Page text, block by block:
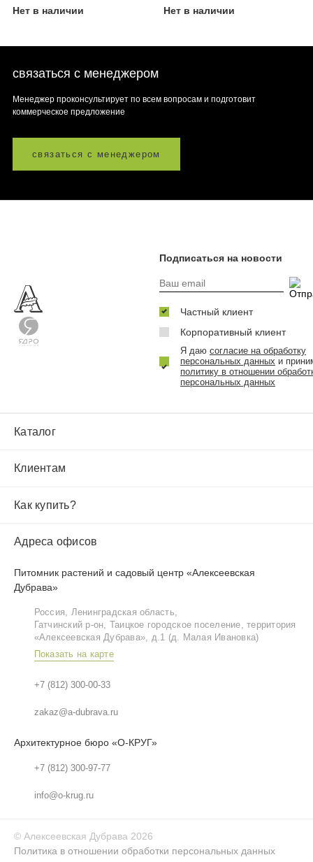
Нет в наличии Нет в наличии
связаться с менеджером
Менеджер проконсультирует по всем вопросам и подготовит
коммерческое предложение
связаться с менеджером
Каталог
Клиентам
Как купить?
Адреса офисов
Питомник растений и садовый центр «Алексеевская
Дубрава»
Россия, Ленинградская область,
Гатчинский р‑он, Таицкое городское поселение, территория
«Алексеевская Дубрава», д.1 (д. Малая Ивановка)
Показать на карте
+7 (812) 300-00-33
zakaz@a-dubrava.ru
Архитектурное бюро «О-КРУГ»
+7 (812) 300-97-77
info@o-krug.ru
Подписаться на новости
Частный клиент
Корпоративный клиент
Я даю согласие на обработку
персональных данных и
политику в отношении
персональных данных
© Алексеевская Дубрава 2026
Политика в отношении обработки персональных данных